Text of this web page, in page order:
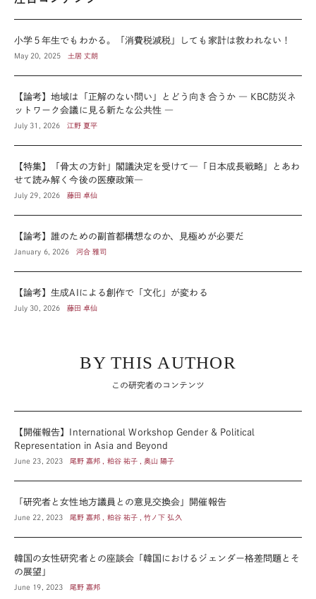
小学５年生でもわかる。「消費税減税」しても家計は救われない！
May 20, 2025 土居 丈朗
【論考】地域は「正解のない問い」とどう向き合うか ― KBC防災ネ
ットワーク会議に見る新たな公共性 ―
July 31, 2026 江野 夏平
【特集】「骨太の方針」閣議決定を受けて―「日本成長戦略」とあわ
せて読み解く今後の医療政策―
July 29, 2026 藤田 卓仙
【論考】誰のための副首都構想なのか、見極めが必要だ
January 6, 2026 河合 雅司
【論考】生成AIによる創作で「文化」が変わる
July 30, 2026 藤田 卓仙
BY THIS AUTHOR
この研究者のコンテンツ
【開催報告】International Workshop Gender & Political
Representation in Asia and Beyond
June 23, 2023 尾野 嘉邦 , 粕谷 祐子 , 奥山 陽子
「研究者と女性地方議員との意見交換会」開催報告
June 22, 2023 尾野 嘉邦 , 粕谷 祐子 , 竹ノ下 弘久
韓国の女性研究者との座談会「韓国におけるジェンダー格差問題とそ
の展望」
June 19, 2023 尾野 嘉邦